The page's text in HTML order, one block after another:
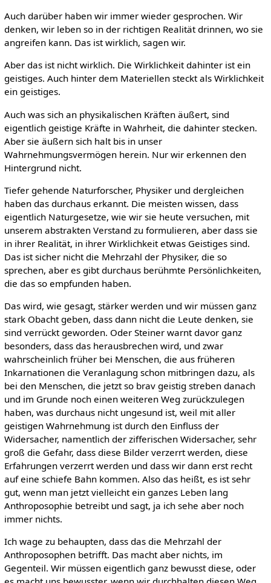
Auch darüber haben wir immer wieder gesprochen. Wir
denken, wir leben so in der richtigen Realität drinnen, wo sie
angreifen kann. Das ist wirklich, sagen wir.
Aber das ist nicht wirklich. Die Wirklichkeit dahinter ist ein
geistiges. Auch hinter dem Materiellen steckt als Wirklichkeit
ein geistiges.
Auch was sich an physikalischen Kräften äußert, sind
eigentlich geistige Kräfte in Wahrheit, die dahinter stecken.
Aber sie äußern sich halt bis in unser
Wahrnehmungsvermögen herein. Nur wir erkennen den
Hintergrund nicht.
Tiefer gehende Naturforscher, Physiker und dergleichen
haben das durchaus erkannt. Die meisten wissen, dass
eigentlich Naturgesetze, wie wir sie heute versuchen, mit
unserem abstrakten Verstand zu formulieren, aber dass sie
in ihrer Realität, in ihrer Wirklichkeit etwas Geistiges sind.
Das ist sicher nicht die Mehrzahl der Physiker, die so
sprechen, aber es gibt durchaus berühmte Persönlichkeiten,
die das so empfunden haben.
Das wird, wie gesagt, stärker werden und wir müssen ganz
stark Obacht geben, dass dann nicht die Leute denken, sie
sind verrückt geworden. Oder Steiner warnt davor ganz
besonders, dass das herausbrechen wird, und zwar
wahrscheinlich früher bei Menschen, die aus früheren
Inkarnationen die Veranlagung schon mitbringen dazu, als
bei den Menschen, die jetzt so brav geistig streben danach
und im Grunde noch einen weiteren Weg zurückzulegen
haben, was durchaus nicht ungesund ist, weil mit aller
geistigen Wahrnehmung ist durch den Einfluss der
Widersacher, namentlich der zifferischen Widersacher, sehr
groß die Gefahr, dass diese Bilder verzerrt werden, diese
Erfahrungen verzerrt werden und dass wir dann erst recht
auf eine schiefe Bahn kommen. Also das heißt, es ist sehr
gut, wenn man jetzt vielleicht ein ganzes Leben lang
Anthroposophie betreibt und sagt, ja ich sehe aber noch
immer nichts.
Ich wage zu behaupten, dass das die Mehrzahl der
Anthroposophen betrifft. Das macht aber nichts, im
Gegenteil. Wir müssen eigentlich ganz bewusst diese, oder